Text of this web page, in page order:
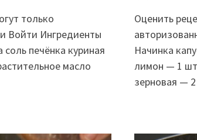
только
Войти Ингредиенты
печёнка куриная
масло
Оценить
Начинка
лимон — 1
зерновая —